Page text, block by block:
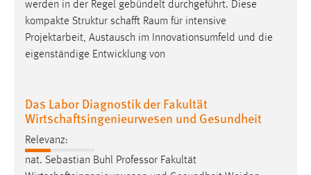
werden in der Regel gebündelt durchgeführt. Diese
kompakte Struktur schafft Raum für intensive
Projektarbeit, Austausch im Innovationsumfeld und die
eigenständige Entwicklung von
Das Labor Diagnostik der Fakultät
Wirtschaftsingenieurwesen und Gesundheit
Relevanz:
nat. Sebastian Buhl Professor Fakultät